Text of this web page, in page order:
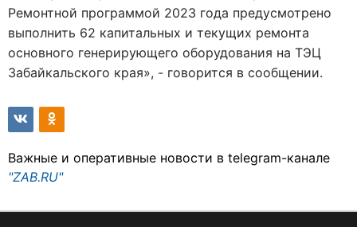
Ремонтной программой 2023 года предусмотрено
выполнить 62 капитальных и текущих ремонта
основного генерирующего оборудования на ТЭЦ
Забайкальского края», - говорится в сообщении.
Важные и оперативные новости в telegram-канале
"ZAB.RU"